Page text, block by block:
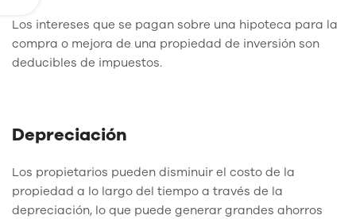
Los intereses que se pagan sobre una hipoteca para la
compra o mejora de una propiedad de inversión son
deducibles de impuestos.
Depreciación
Los propietarios pueden disminuir el costo de la
propiedad a lo largo del tiempo a través de la
depreciación, lo que puede generar grandes ahorros